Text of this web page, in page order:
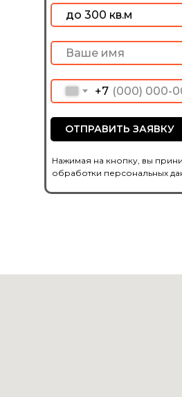
Нажимая на кнопку, вы
обработки персональных
+7
ОТПРАВИТЬ ЗАЯВКУ